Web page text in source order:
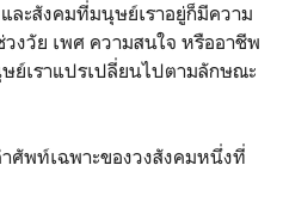
ะสังคมที่มนุษย์เราอยู่ก็มีความ
งวัย เพศ ความสนใจ หรืออาชีพ
ย์เราแปรเปลี่ยนไปตามลักษณะ
ศัพท์เฉพาะของวงสังคมหนึ่งที่